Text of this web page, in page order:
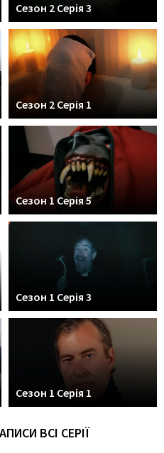
Сезон 2 Серія 3
Сезон 2 Серія 1
Сезон 1 Серія 5
Сезон 1 Серія 3
Сезон 1 Серія 1
ВСІ СЕРІЇ